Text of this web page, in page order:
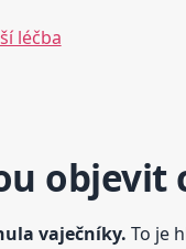
léčba
objevit
vaječníky. To je